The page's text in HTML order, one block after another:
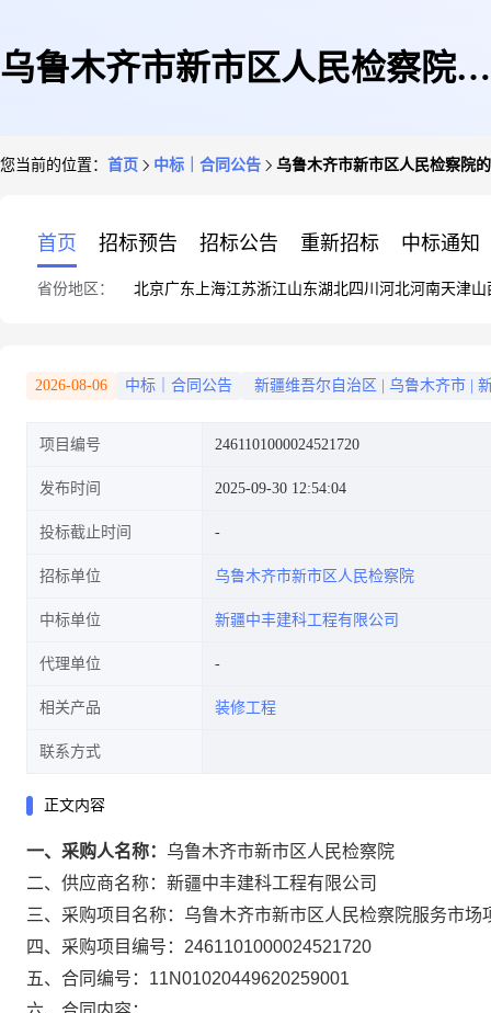
乌鲁木齐市新市区人民检察院的
您当前的位置： 首页 中标｜合同公告 乌鲁木齐市新市区人民检察院
首页 招标预告 招标公告 重新招标 中标通知
省份地区： 北京广东 上海江苏浙江山东湖北四川 河北河南天津山
2026-08-06 中标｜合同公告 新疆维吾尔自治区 乌鲁木齐市
项目编号 2461101000024521720
发布时间 2025-09-30 12:54:04
投标截止时间
招标单位 乌鲁木齐市新市区人民检察院
中标单位 新疆中丰建科工程有限公司
代理单位
相关产品 装修工程
联系方式
正文内容
一、采购人名称： 乌鲁木齐市新市区人民检察院
二、供应商名称： 新疆中丰建科工程有限公司
三、采购项目名称： 乌鲁木齐市新市区人民检察院服务市场
四、采购项目编号： 2461101000024521720
五、合同编号： 11N01020449620259001